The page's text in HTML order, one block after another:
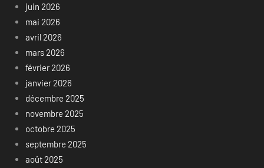
juin 2026
mai 2026
avril 2026
mars 2026
février 2026
janvier 2026
décembre 2025
novembre 2025
octobre 2025
septembre 2025
août 2025